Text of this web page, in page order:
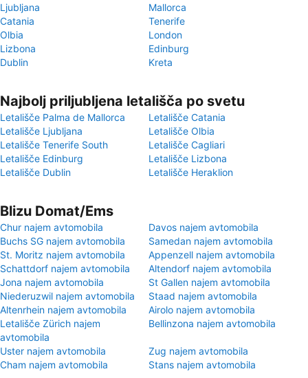
Ljubljana
Mallorca
Catania
Tenerife
Olbia
London
Lizbona
Edinburg
Dublin
Kreta
Najbolj priljubljena letališča po svetu
Letališče Palma de Mallorca
Letališče Catania
Letališče Ljubljana
Letališče Olbia
Letališče Tenerife South
Letališče Cagliari
Letališče Edinburg
Letališče Lizbona
Letališče Dublin
Letališče Heraklion
Blizu Domat/Ems
Chur najem avtomobila
Davos najem avtomobila
Buchs SG najem avtomobila
Samedan najem avtomobila
St. Moritz najem avtomobila
Appenzell najem avtomobila
Schattdorf najem avtomobila
Altendorf najem avtomobila
Jona najem avtomobila
St Gallen najem avtomobila
Niederuzwil najem avtomobila
Staad najem avtomobila
Altenrhein najem avtomobila
Airolo najem avtomobila
Letališče Zürich najem
avtomobila
Bellinzona najem avtomobila
Uster najem avtomobila
Zug najem avtomobila
Cham najem avtomobila
Stans najem avtomobila